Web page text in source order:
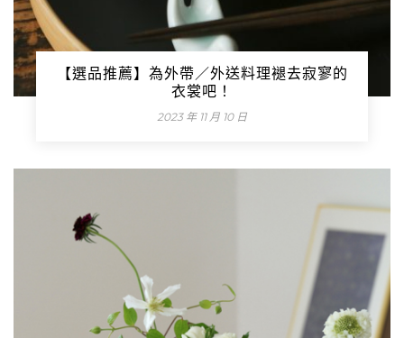
【選品推薦】為外帶／外送料理褪去寂寥的
衣裳吧！
2023 年 11 月 10 日